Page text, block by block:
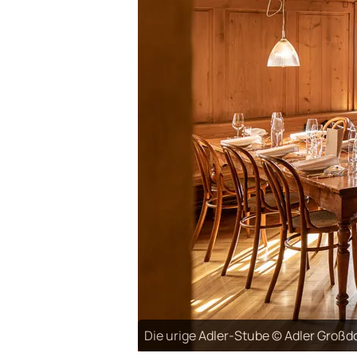
Die urige Adler-Stube © Adler